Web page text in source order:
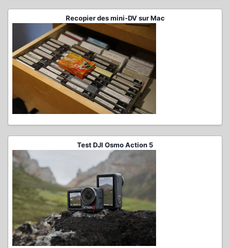
Recopier des mini-DV sur Mac
Test DJI Osmo Action 5